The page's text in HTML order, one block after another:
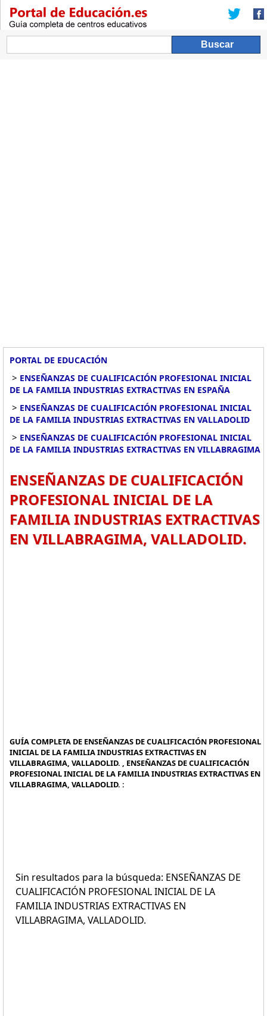
PORTAL DE EDUCACIÓN
> ENSEÑANZAS DE CUALIFICACIÓN PROFESIONAL INICIAL
DE LA FAMILIA INDUSTRIAS EXTRACTIVAS EN ESPAÑA
> ENSEÑANZAS DE CUALIFICACIÓN PROFESIONAL INICIAL
DE LA FAMILIA INDUSTRIAS EXTRACTIVAS EN VALLADOLID
> ENSEÑANZAS DE CUALIFICACIÓN PROFESIONAL INICIAL
DE LA FAMILIA INDUSTRIAS EXTRACTIVAS EN VILLABRAGIMA
ENSEÑANZAS DE CUALIFICACIÓN
PROFESIONAL INICIAL DE LA
FAMILIA INDUSTRIAS EXTRACTIVAS
EN VILLABRAGIMA, VALLADOLID.
GUÍA COMPLETA DE ENSEÑANZAS DE CUALIFICACIÓN PROFESIONAL
INICIAL DE LA FAMILIA INDUSTRIAS EXTRACTIVAS EN
VILLABRAGIMA, VALLADOLID. , ENSEÑANZAS DE CUALIFICACIÓN
PROFESIONAL INICIAL DE LA FAMILIA INDUSTRIAS EXTRACTIVAS EN
VILLABRAGIMA, VALLADOLID. :
Sin resultados para la búsqueda: ENSEÑANZAS DE
CUALIFICACIÓN PROFESIONAL INICIAL DE LA
FAMILIA INDUSTRIAS EXTRACTIVAS EN
VILLABRAGIMA, VALLADOLID.